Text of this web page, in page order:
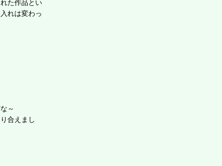
た作品とい
れは変わっ
～
合えまし